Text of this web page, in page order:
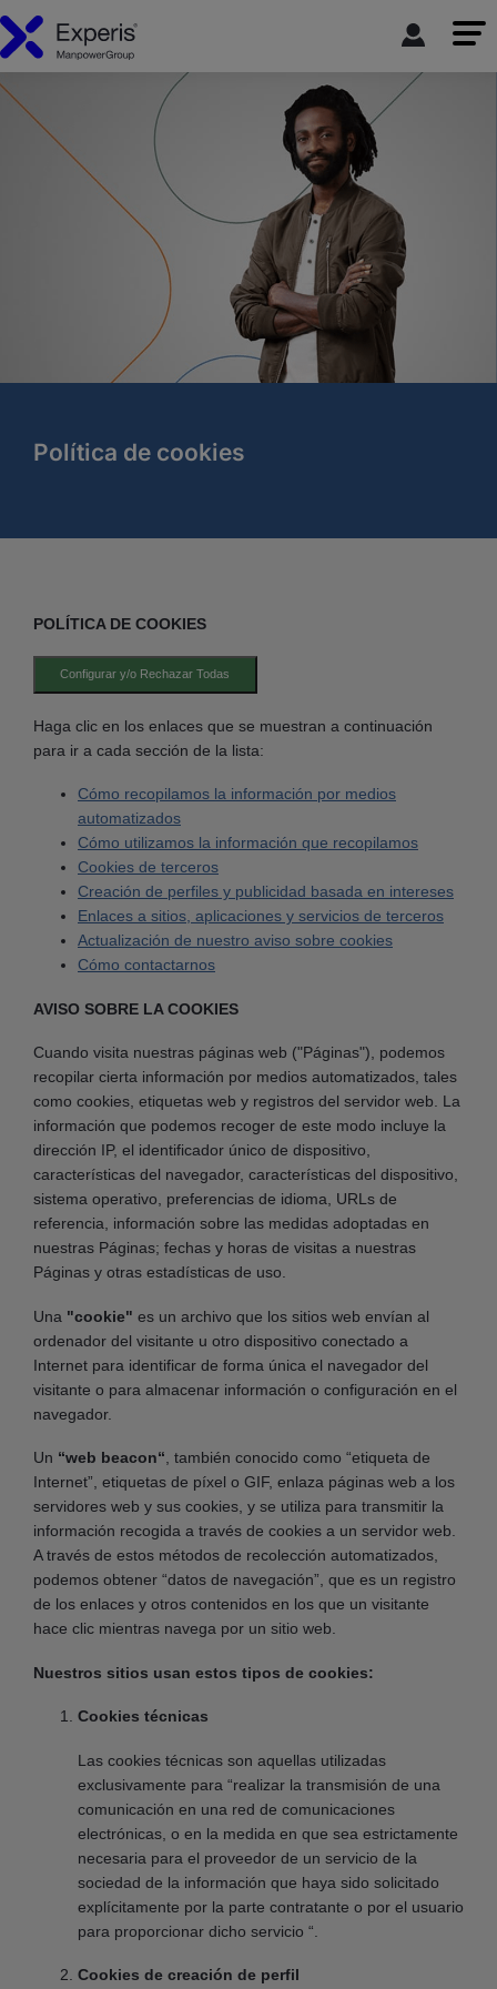
Política de cookies
POLÍTICA DE COOKIES
Configurar y/o Rechazar Todas
Haga clic en los enlaces que se muestran a continuación
para ir a cada sección de la lista:
Cómo recopilamos la información por medios
automatizados
Cómo utilizamos la información que recopilamos
Cookies de terceros
Creación de perfiles y publicidad basada en intereses
Enlaces a sitios, aplicaciones y servicios de terceros
Actualización de nuestro aviso sobre cookies
Cómo contactarnos
AVISO SOBRE LA COOKIES
Cuando visita nuestras páginas web ("Páginas"), podemos
recopilar cierta información por medios automatizados, tales
como cookies, etiquetas web y registros del servidor web. La
información que podemos recoger de este modo incluye la
dirección IP, el identificador único de dispositivo,
características del navegador, características del dispositivo,
sistema operativo, preferencias de idioma, URLs de
referencia, información sobre las medidas adoptadas en
nuestras Páginas; fechas y horas de visitas a nuestras
Páginas y otras estadísticas de uso.
Una "cookie" es un archivo que los sitios web envían al
ordenador del visitante u otro dispositivo conectado a
Internet para identificar de forma única el navegador del
visitante o para almacenar información o configuración en el
navegador.
Un “web beacon“, también conocido como “etiqueta de
Internet”, etiquetas de píxel o GIF, enlaza páginas web a los
servidores web y sus cookies, y se utiliza para transmitir la
información recogida a través de cookies a un servidor web.
A través de estos métodos de recolección automatizados,
podemos obtener “datos de navegación”, que es un registro
de los enlaces y otros contenidos en los que un visitante
hace clic mientras navega por un sitio web.
Nuestros sitios usan estos tipos de cookies:
Cookies técnicas
Las cookies técnicas son aquellas utilizadas
exclusivamente para “realizar la transmisión de una
comunicación en una red de comunicaciones
electrónicas, o en la medida en que sea estrictamente
necesaria para el proveedor de un servicio de la
sociedad de la información que haya sido solicitado
explícitamente por la parte contratante o por el usuario
para proporcionar dicho servicio “.
Cookies de creación de perfil